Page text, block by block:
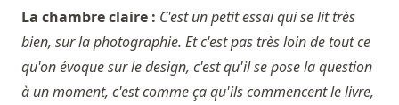
La chambre claire : C'est un petit essai qui se lit très
bien, sur la photographie. Et c'est pas très loin de tout ce
qu'on évoque sur le design, c'est qu'il se pose la question
à un moment, c'est comme ça qu'ils commencent le livre,